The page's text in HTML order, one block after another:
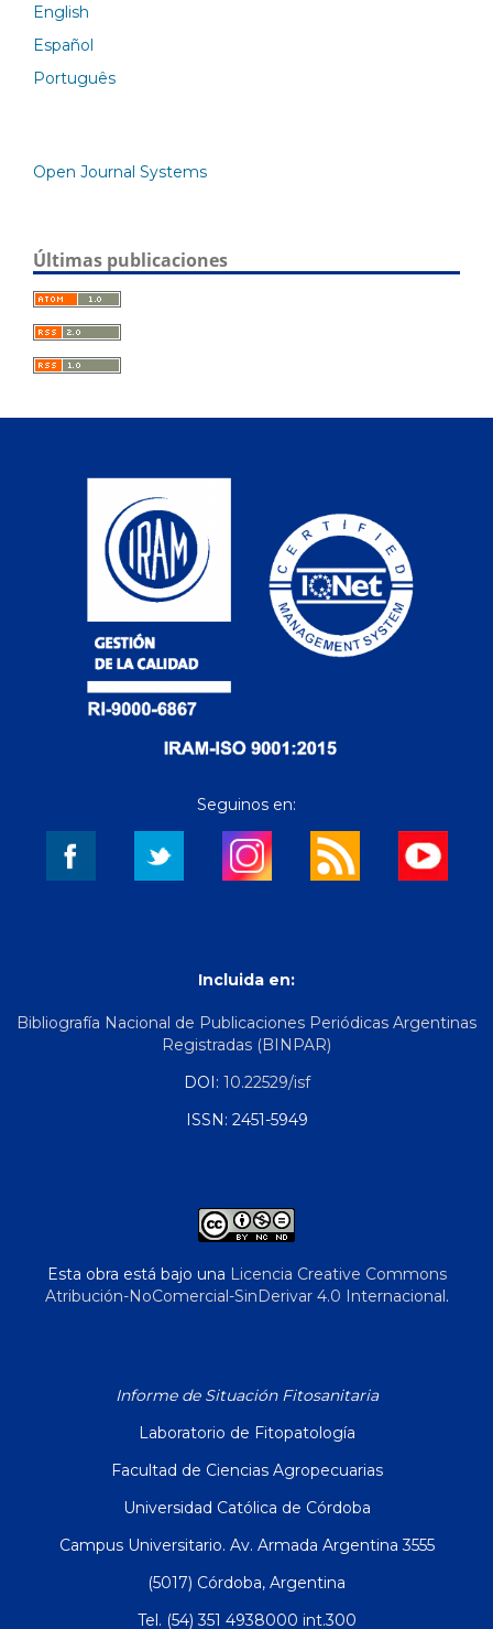
English
Español
Português
Open Journal Systems
Últimas publicaciones
Seguinos en:
Incluida en:
Bibliografía Nacional de Publicaciones Periódicas Argentinas
Registradas (BINPAR)
DOI: 10.22529/isf
ISSN: 2451-5949
Esta obra está bajo una Licencia Creative Commons
Atribución-NoComercial-SinDerivar 4.0 Internacional.
Informe de Situación Fitosanitaria
Laboratorio de Fitopatología
Facultad de Ciencias Agropecuarias
Universidad Católica de Córdoba
Campus Universitario. Av. Armada Argentina 3555
(5017) Córdoba, Argentina
Tel. (54) 351 4938000 int.300